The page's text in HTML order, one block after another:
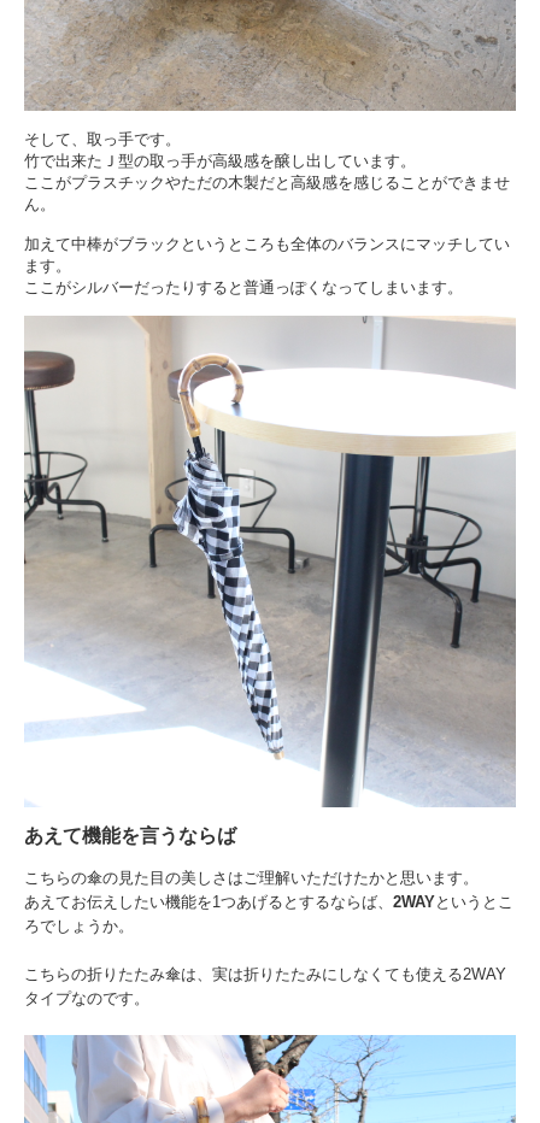
そして、取っ手です。
竹で出来たＪ型の取っ手が高級感を醸し出しています。
ここがプラスチックやただの木製だと高級感を感じることができませ
ん。
加えて中棒がブラックというところも全体のバランスにマッチしてい
ます。
ここがシルバーだったりすると普通っぽくなってしまいます。
あえて機能を言うならば
こちらの傘の見た目の美しさはご理解いただけたかと思います。
あえてお伝えしたい機能を1つあげるとするならば、 2WAYというとこ
ろでしょうか。
こちらの折りたたみ傘は、実は折りたたみにしなくても使える2WAY
タイプなのです。